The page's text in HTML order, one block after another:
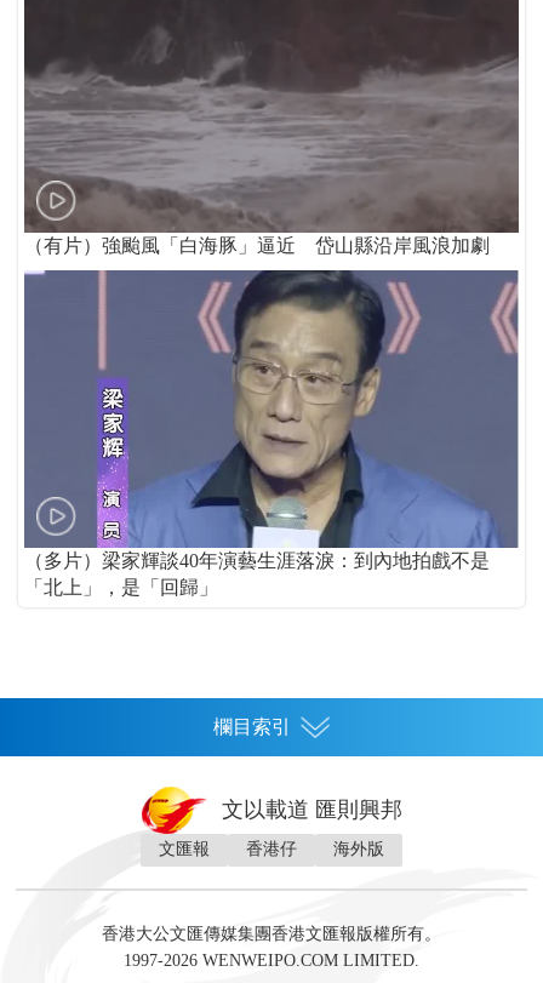
（有片）強颱風「白海豚」逼近 岱山縣沿岸風浪加劇
（多片）梁家輝談40年演藝生涯落淚：到內地拍戲不是
「北上」，是「回歸」
欄目索引
灣區人
財經 地產 投資 財評 數字經濟
文以載道 匯則興邦
文匯報 香港仔 海外版
香港大公文匯傳媒集團香港文匯報版權所有。
1997-2026 WENWEIPO.COM LIMITED.